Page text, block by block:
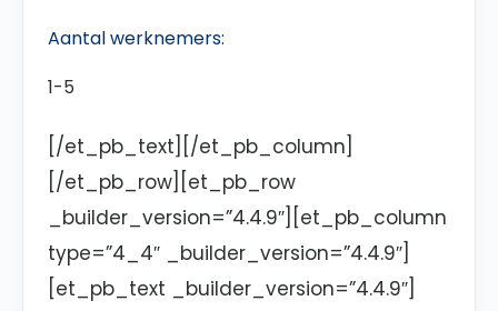
Aantal werknemers:
1-5
[/et_pb_text][/et_pb_column]
[/et_pb_row][et_pb_row
_builder_version=”4.4.9″][et_pb_column
type=”4_4″ _builder_version=”4.4.9″]
[et_pb_text _builder_version=”4.4.9″]